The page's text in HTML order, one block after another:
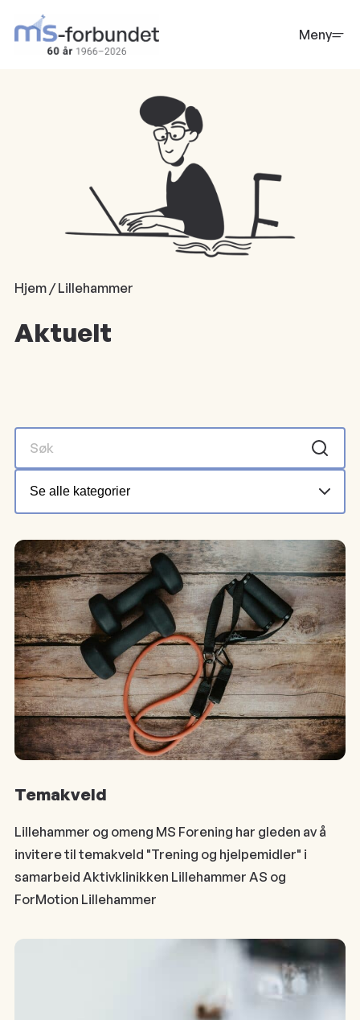
hovedinnhold
Meny
Hjem / Lillehammer
Aktuelt
Temakveld
Lillehammer og omeng MS Forening har gleden av å
invitere til temakveld "Trening og hjelpemidler" i
samarbeid Aktivklinikken Lillehammer AS og
ForMotion Lillehammer